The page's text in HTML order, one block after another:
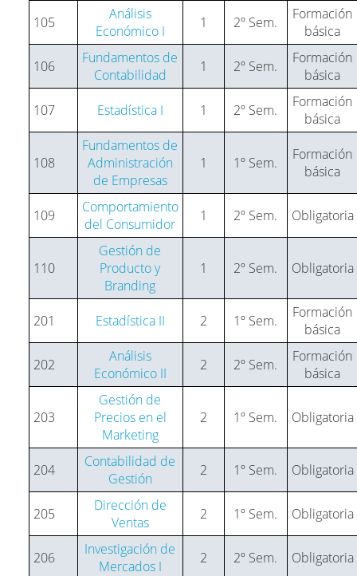
105
Análisis
Económico I
1 2º Sem.
Formación
básica
106
Fundamentos de
Contabilidad
1 2º Sem.
Formación
básica
107
Estadística I 1 2º Sem.
Formación
básica
108
Fundamentos de
Administración
de Empresas
1 1º Sem.
Formación
básica
109
Comportamiento
del Consumidor
1 2º Sem. Obligatoria
110
Gestión de
Producto y
Branding
1 2º Sem. Obligatoria
201 Estadística II 2 1º Sem.
Formación
básica
202
Análisis
Económico II
2 2º Sem.
Formación
básica
203
Gestión de
Precios en el
Marketing
2 1º Sem. Obligatoria
204
Contabilidad de
Gestión
2 1º Sem. Obligatoria
205
Dirección de
Ventas
2 1º Sem. Obligatoria
206
Investigación de
Mercados I
2 2º Sem. Obligatoria